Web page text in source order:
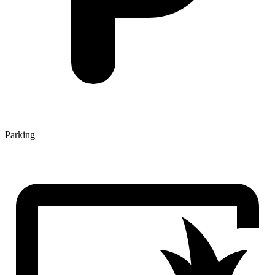
Parking